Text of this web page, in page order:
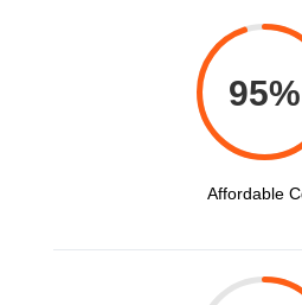
95%
Affordable